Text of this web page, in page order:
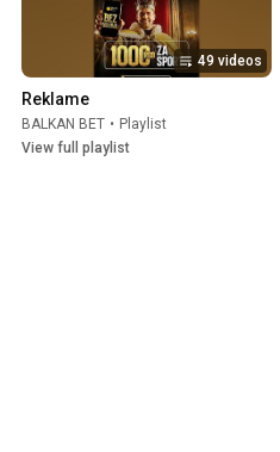
49 videos
Reklame
BALKAN BET • Playlist
View full playlist